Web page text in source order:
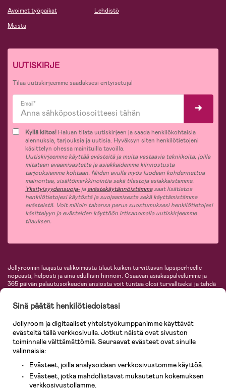
Avoimet työpaikat
Meistä
Lehdistö
UUTISKIRJE
Tilaa uutiskirjeemme saadaksesi erityisetuja!
Email*
Kyllä kiitos! Haluan tilata uutiskirjeen ja saada henkilökohtaisia
alennuksia, tarjouksia ja uutisia. Hyväksyn siten henkilötietojeni
käsittelyn ohessa mainituilla tavoilla.
Uutiskirjeemme käyttää evästeitä ja muita vastaavia tekniikoita, joilla
mitataan avaamisastetta ja asiakkaidemme kiinnostusta
tarjouksiamme kohtaan. Niiden avulla myös luodaan kohdennettua
mainontaa, sisältömarkkinointia sekä tilastoja asiakkaistamme.
Yksityisyydensuoja-jaevästekäytännöistämmesaat lisätietoa
henkilötietojesi käytöstä ja suojaamisesta sekä käyttämistämme
evästeistä. Voit milloin tahansa perua suostumuksesi henkilötietojesi
käsittelyyn ja evästeiden käyttöön irtisanomalla uutiskirjeemme
tilauksen.
Jollyroomin laajasta valikoimasta tilaat kaiken tarvittavan lapsiperheelle
nopeasti, helposti ja aina edullisin hinnoin. Osaavan asiakaspalvelumme ja
365 päivän palautusoikeuden ansiosta voit tuntea olosi turvalliseksi ja tehdä
lastentarvikkeita sekä paljon muuta. Meiltä löydät lukuisia tunnettuja
KidKraft, Ergobaby, Philips Avent, Neonate, Cybex, LEGO ja monia muita!
Tervetuloa shoppailemaan Pohjoismaiden suurimpaan lastentarvikkeiden
verkkokauppaan!
Sinä päätät henkilötiedoistasi
Jollyroom ja digitaaliset yhteistyökumppanimme käyttävät
evästeitä tällä verkkosivulla. Jotkut näistä ovat sivuston
toiminnalle välttämättömiä. Seuraavat evästeet ovat sinulle
valinnaisia:
Evästeet, joilla analysoidaan verkkosivustomme käyttöä.
Evästeet, jotka mahdollistavat mukautetun kokemuksen
verkkosivustollamme.